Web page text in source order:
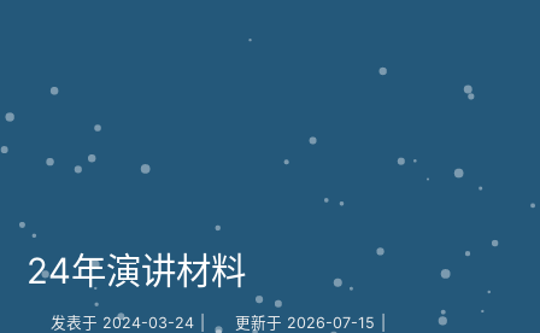
24年演讲材料
发表于 2024-03-24 更新于 2026-07-15